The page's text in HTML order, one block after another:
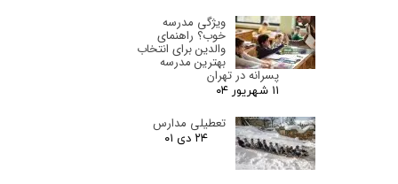
ویژگی مدرسه
خوب؟ راهنمای
والدین برای انتخاب
بهترین مدرسه
پسرانه در تهران
۱۱ شهریور ۰۴
تعطیلی مدارس
۲۴ دی ۰۱